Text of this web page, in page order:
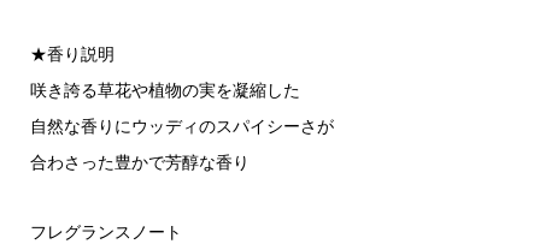
★香り説明
咲き誇る草花や植物の実を凝縮した
自然な香りにウッディのスパイシーさが
合わさった豊かで芳醇な香り
フレグランスノート